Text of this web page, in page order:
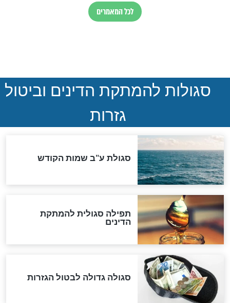
נהרגו בדרום לבנון
סימני שאלה
המסמך האבוד שנחשף
במרתפי מוסקבה: כתב היד
הנדיר של הרשב"ם התגלה
"מודה לקב"ה על כל השנים"
לכל המאמרים